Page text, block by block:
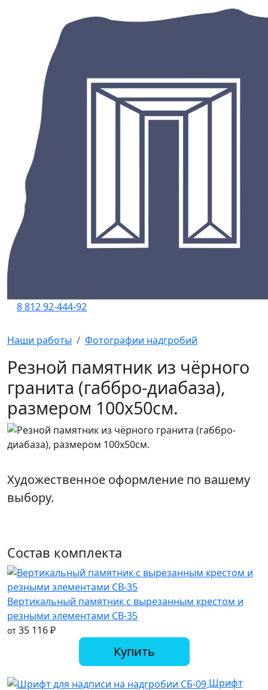
8 812 92-444-92
Наши работы Фотографии надгробий
Резной памятник из чёрного
гранита (габбро-диабаза),
размером 100х50см.
Художественное оформление по вашему
выбору.
Состав комплекта
Вертикальный памятник с вырезанным крестом и
резными элементами СВ-35
от 35 116₽
Купить
Шрифт